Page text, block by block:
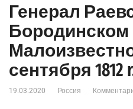
Генерал
Бородинском
сентября 1812
19.03.2020 Россия